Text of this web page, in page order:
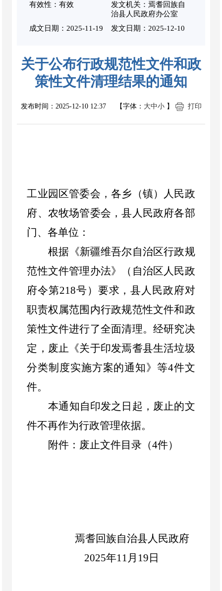
有效性：有效
发文机关：焉耆回族自
治县人民政府办公室
成文日期： 2025-11-19 发文日期：2025-12-10
关于公布行政规范性文件和政
策性文件清理结果的通知
发布时间： 2025-12-10 12:37【字体： 大中小】 打印
工业园区管委会，各乡 （镇）
人民政
府、农牧场管委会，县人民政府各部
门、各单位 ：
根据《新疆维吾尔自治区行政规
范性文件管理办法》（自治区人民政
府令第218号）要求，县人民政府对
职责权属范围内行政规范性文件和政
策性文件进行了全面清理。经研究决
定，废止《关于印发焉耆县生活垃圾
分类制度实施方案的通知》等4件文
件。
本通知自印发之日起，废止的文
件不再作为行政管理依据。
附件：废止文件目录（4件）
焉耆回族自治县人民政府
2025年11月 19 日